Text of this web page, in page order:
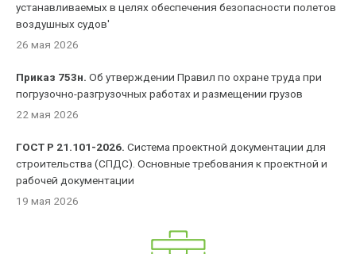
устанавливаемых в целях обеспечения безопасности полетов
воздушных судов'
26 мая 2026
Приказ 753н. Об утверждении Правил по охране труда при
погрузочно-разгрузочных работах и размещении грузов
22 мая 2026
ГОСТ Р 21.101-2026. Система проектной документации для
строительства (СПДС). Основные требования к проектной и
рабочей документации
19 мая 2026